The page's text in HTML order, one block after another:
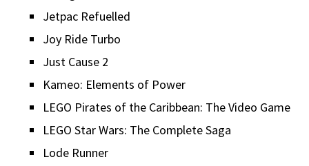
Jetpac Refuelled
Joy Ride Turbo
Just Cause 2
Kameo: Elements of Power
LEGO Pirates of the Caribbean: The Video Game
LEGO Star Wars: The Complete Saga
Lode Runner